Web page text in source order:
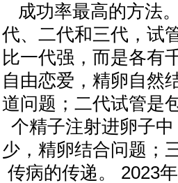
成功率最高的方法
代、二代和三代，试
比一代强，而是各有
自由恋爱，精卵自然
道问题；二代试管是
个精子注射进卵子
少，精卵结合问题；
传病的传递。 2023